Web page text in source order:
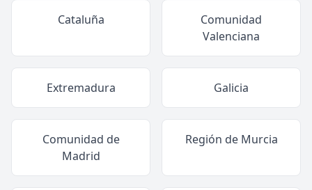
Cataluña
Comunidad
Valenciana
Extremadura Galicia
Comunidad de
Madrid
Región de Murcia